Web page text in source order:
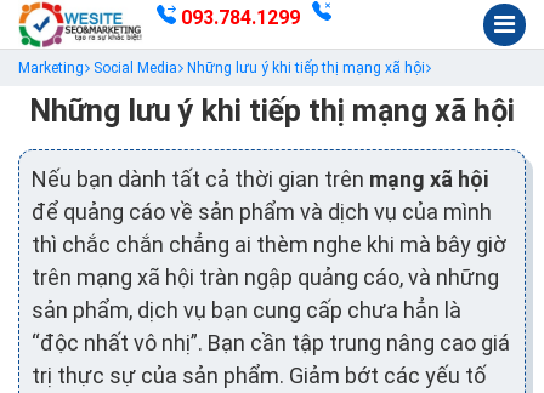
093.784.1299
Marketing Social Media Những lưu ý khi tiếp thị mạng xã hội
Những lưu ý khi tiếp thị mạng xã hội
Nếu bạn dành tất cả thời gian trên mạng xã hội
để quảng cáo về sản phẩm và dịch vụ của mình
thì chắc chắn chẳng ai thèm nghe khi mà bây giờ
trên mạng xã hội tràn ngập quảng cáo, và những
sản phẩm, dịch vụ bạn cung cấp chưa hẳn là
“độc nhất vô nhị”. Bạn cần tập trung nâng cao giá
trị thực sự của sản phẩm. Giảm bớt các yếu tố